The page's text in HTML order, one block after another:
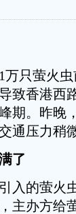
只萤火虫
致香港西
期。昨晚
通压力稍
了
的萤火虫
主办方给